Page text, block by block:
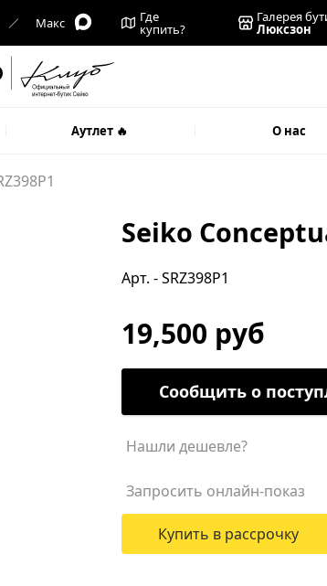
Макс Где
купить?
Галерея
Люксзон
Аутлет 🔥 О нас
Seiko
Арт. - SRZ398P1
19,500 руб
Сообщить о
Нашли дешевле?
Запросить онлайн-показ
Купить в рассрочку